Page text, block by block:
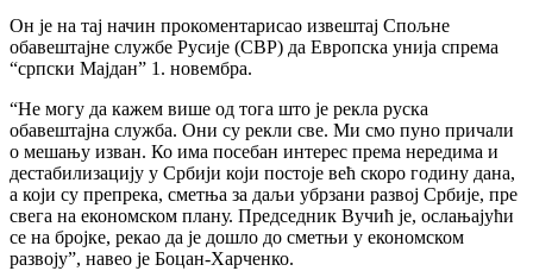
Он је на тај начин прокоментарисао извештај Спољне
обавештајне службе Русије (СВР) да Европска унија спрема
“српски Мајдан” 1. новембра.
“Не могу да кажем више од тога што је рекла руска
обавештајна служба. Они су рекли све. Ми смо пуно причали
о мешању изван. Ко има посебан интерес према нередима и
дестабилизацију у Србији који постоје већ скоро годину дана,
а који су препрека, сметња за даљи убрзани развој Србије, пре
свега на економском плану. Председник Вучић је, ослањајући
се на бројке, рекао да је дошло до сметњи у економском
развоју”, навео је Боцан-Харченко.